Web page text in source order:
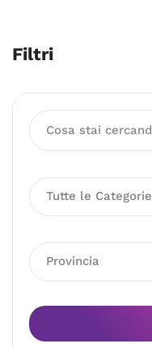
Filtri
Tutte le Categorie
Provincia